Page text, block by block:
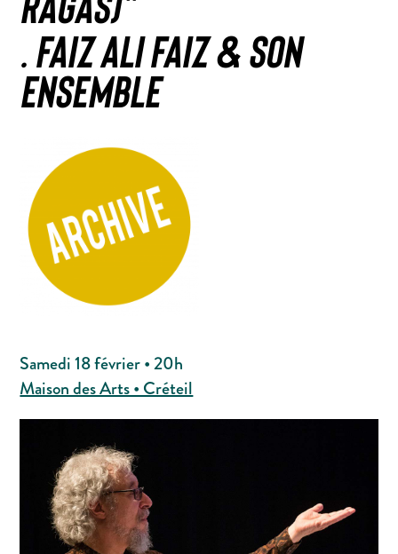
. FAIZ ALI FAIZ & Son
Ensemble
Samedi 18 février • 20h
Maison des Arts • Créteil